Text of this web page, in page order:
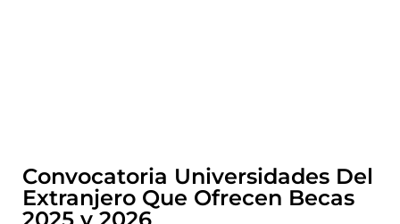
Convocatoria Universidades Del
Extranjero Que Ofrecen Becas